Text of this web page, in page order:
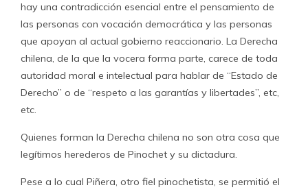
hay una contradicción esencial entre el pensamiento de
las personas con vocación democrática y las personas
que apoyan al actual gobierno reaccionario. La Derecha
chilena, de la que la vocera forma parte, carece de toda
autoridad moral e intelectual para hablar de “Estado de
Derecho” o de “respeto a las garantías y libertades”, etc,
etc.
Quienes forman la Derecha chilena no son otra cosa que
legítimos herederos de Pinochet y su dictadura.
Pese a lo cual Piñera, otro fiel pinochetista, se permitió el